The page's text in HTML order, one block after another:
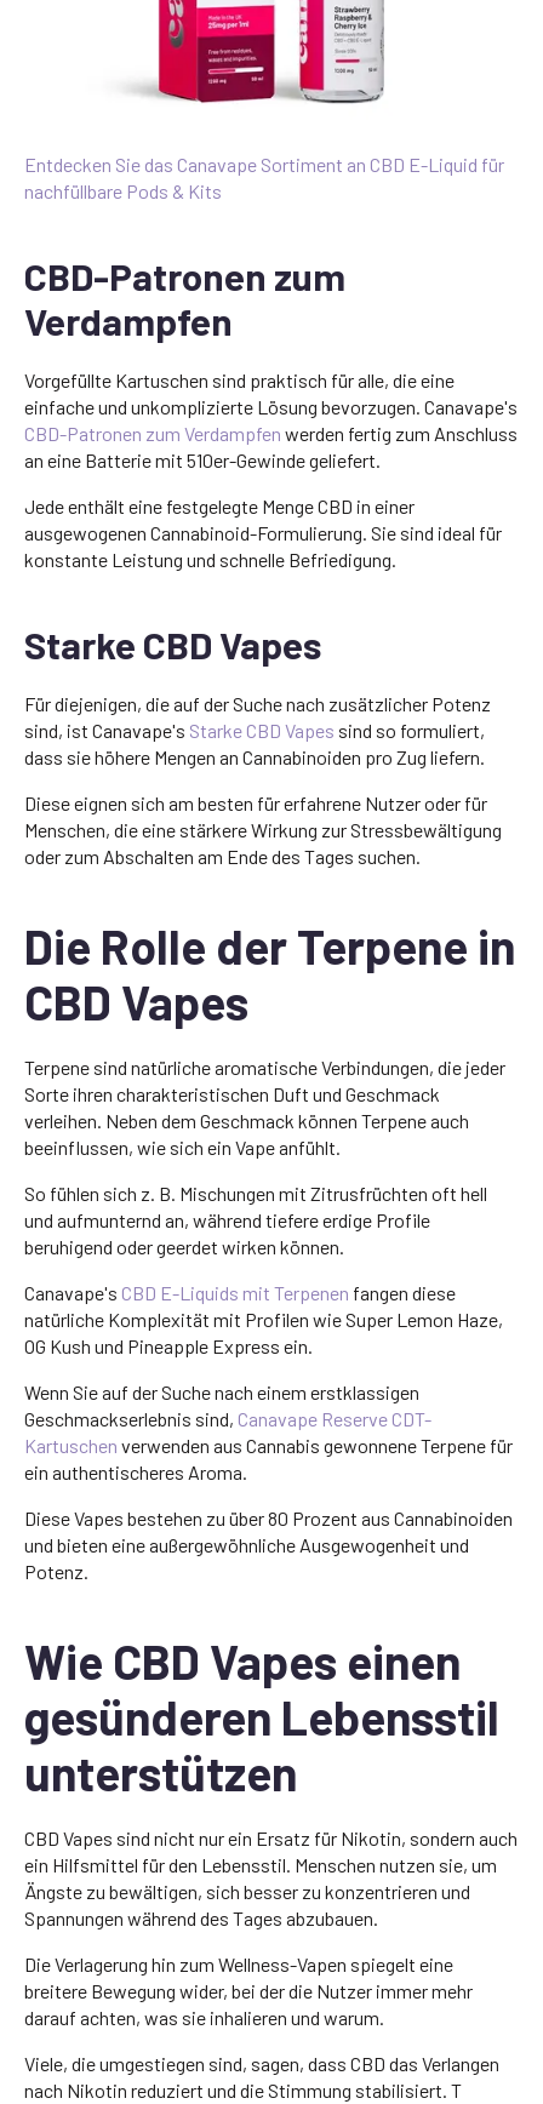
Entdecken Sie das Canavape Sortiment an CBD E-Liquid für
nachfüllbare Pods & Kits
CBD-Patronen zum
Verdampfen
Vorgefüllte Kartuschen sind praktisch für alle, die eine
einfache und unkomplizierte Lösung bevorzugen. Canavape's
CBD-Patronen zum Verdampfen werden fertig zum Anschluss
an eine Batterie mit 510er-Gewinde geliefert.
Jede enthält eine festgelegte Menge CBD in einer
ausgewogenen Cannabinoid-Formulierung. Sie sind ideal für
konstante Leistung und schnelle Befriedigung.
Starke CBD Vapes
Für diejenigen, die auf der Suche nach zusätzlicher Potenz
sind, ist Canavape's Starke CBD Vapes sind so formuliert,
dass sie höhere Mengen an Cannabinoiden pro Zug liefern.
Diese eignen sich am besten für erfahrene Nutzer oder für
Menschen, die eine stärkere Wirkung zur Stressbewältigung
oder zum Abschalten am Ende des Tages suchen.
Die Rolle der Terpene in
CBD Vapes
Terpene sind natürliche aromatische Verbindungen, die jeder
Sorte ihren charakteristischen Duft und Geschmack
verleihen. Neben dem Geschmack können Terpene auch
beeinflussen, wie sich ein Vape anfühlt.
So fühlen sich z. B. Mischungen mit Zitrusfrüchten oft hell
und aufmunternd an, während tiefere erdige Profile
beruhigend oder geerdet wirken können.
Canavape's CBD E-Liquids mit Terpenen fangen diese
natürliche Komplexität mit Profilen wie Super Lemon Haze,
OG Kush und Pineapple Express ein.
Wenn Sie auf der Suche nach einem erstklassigen
Geschmackserlebnis sind, Canavape Reserve CDT-
Kartuschen verwenden aus Cannabis gewonnene Terpene für
ein authentischeres Aroma.
Diese Vapes bestehen zu über 80 Prozent aus Cannabinoiden
und bieten eine außergewöhnliche Ausgewogenheit und
Potenz.
Wie CBD Vapes einen
gesünderen Lebensstil
unterstützen
CBD Vapes sind nicht nur ein Ersatz für Nikotin, sondern auch
ein Hilfsmittel für den Lebensstil. Menschen nutzen sie, um
Ängste zu bewältigen, sich besser zu konzentrieren und
Spannungen während des Tages abzubauen.
Die Verlagerung hin zum Wellness-Vapen spiegelt eine
breitere Bewegung wider, bei der die Nutzer immer mehr
darauf achten, was sie inhalieren und warum.
Viele, die umgestiegen sind, sagen, dass CBD das Verlangen
nach Nikotin reduziert und die Stimmung stabilisiert. T